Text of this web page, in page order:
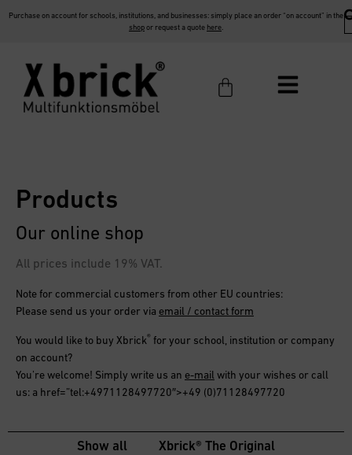
Purchase on account for schools, institutions, and businesses: simply place an order “on account” in the
shopor request a quote here
Note for commercial customers from other EU countries:
Please send us your order via email / contact form
You would like to buy Xbrick® for your school, institution or company
on account?
You’re welcome! Simply write us an e-mail with your wishes or call
us: a href=”tel:+4971128497720″>+49 (0)71128497720
Products
Our online shop
All prices include 19% VAT.
Show all
Xbrick® The Original